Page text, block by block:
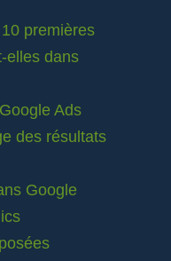
premières
elles dans
Ads
des résultats
Google